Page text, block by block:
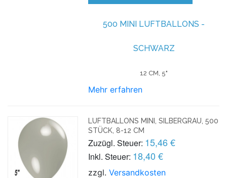
500 MINI LUFTBALLONS -
SCHWARZ
12 CM, 5"
Mehr erfahren
LUFTBALLONS MINI, SILBERGRAU, 500
STÜCK, 8-12 CM
Zuzügl. Steuer: 15,46 €
Inkl. Steuer: 18,40 €
zzgl.Versandkosten